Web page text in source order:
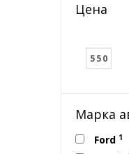
Цена
Марка
Ford 1